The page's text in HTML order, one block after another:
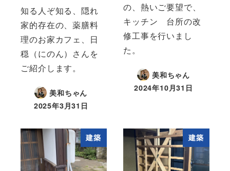
知る人ぞ知る、隠れ
家的存在の、薬膳料
理のお家カフェ、日
穏（にのん）さんを
ご紹介します。
美和ちゃん
2025年3月31日
の、熱いご要望で、
キッチン 台所の改
修工事を行いまし
た。
美和ちゃん
2024年10月31日
建築 建築